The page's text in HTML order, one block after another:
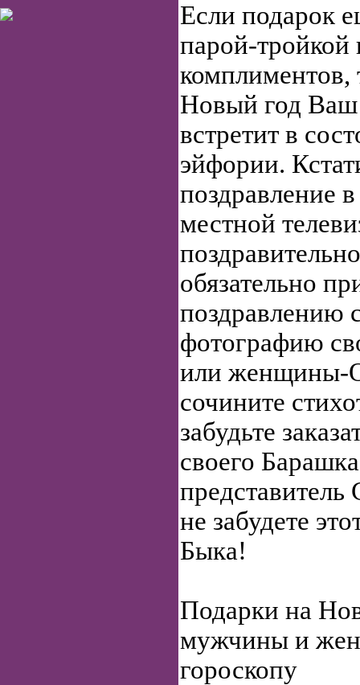
Если подарок
парой-тройкой
комплиментов,
Новый год Ваш
встретит в
эйфории.
поздравление
местной
обязательно
фотографию
или женщины-
сочините
забудьте
своего
не забудете
Быка!
Подарки на
мужчины и
гороскопу